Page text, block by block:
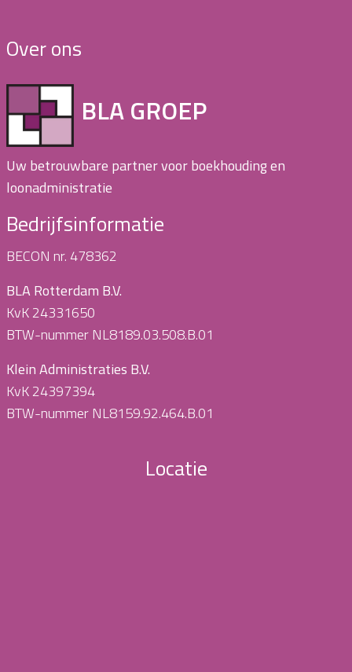
Over ons
BLA GROEP
Uw betrouwbare partner voor boekhouding en
loonadministratie
Bedrijfsinformatie
BECON nr. 478362
BLA Rotterdam B.V.
KvK 24331650
BTW-nummer NL8189.03.508.B.01
Klein Administraties B.V.
KvK 24397394
BTW-nummer NL8159.92.464.B.01
Locatie